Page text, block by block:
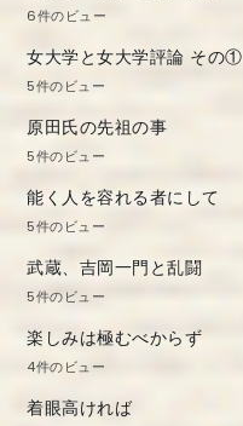
6件のビュー
女大学と女大学評論 その①
5件のビュー
原田氏の先祖の事
5件のビュー
能く人を容れる者にして
5件のビュー
武蔵、吉岡一門と乱闘
5件のビュー
楽しみは極むべからず
4件のビュー
着眼高ければ